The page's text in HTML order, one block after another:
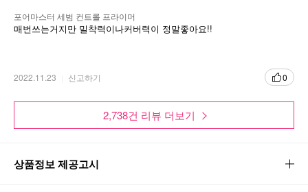
포어마스터 세범 컨트롤 프라이머
매번쓰는거지만 밀착력이나커버력이 정말좋아요!!
2022.11.23 신고하기 0
2,738건 리뷰 더보기
상품정보 제공고시